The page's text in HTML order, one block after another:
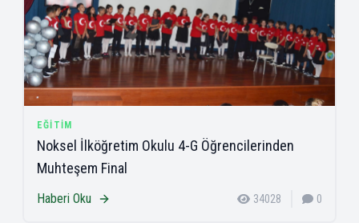
EĞITIM
Noksel İlköğretim Okulu 4-G Öğrencilerinden
Muhteşem Final
Haberi Oku 34028 0